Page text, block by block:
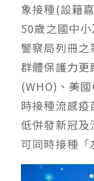
象接種(設籍
50歲之國中
警察局列冊
群體保護力更
(WHO)、美
時接種流感
低併發新冠及
可同時接種「